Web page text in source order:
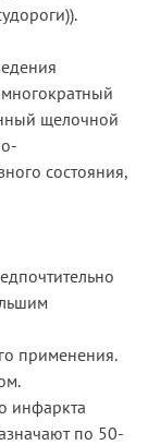
щелочной
состояния,
применения.
инфаркта
по 50-